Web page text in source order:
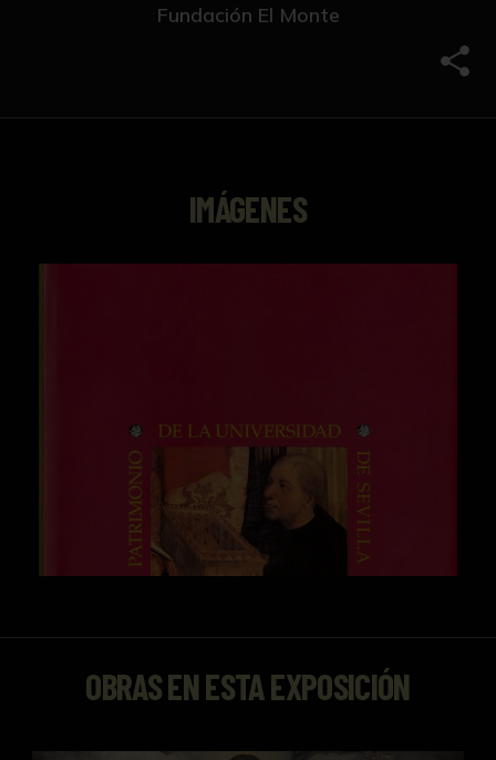
Fundación El Monte
IMÁGENES
OBRAS EN ESTA EXPOSICIÓN
Alegoría de la Institución de la Eucaristía